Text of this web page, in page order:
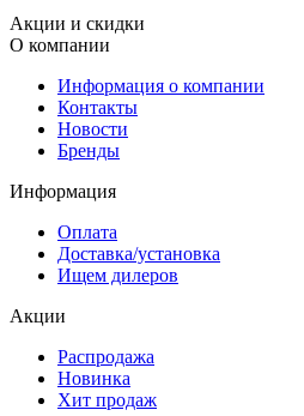
Акции и скидки
О компании
Информация о компании
Контакты
Новости
Бренды
Информация
Оплата
Доставка/установка
Ищем дилеров
Акции
Распродажа
Новинка
Хит продаж